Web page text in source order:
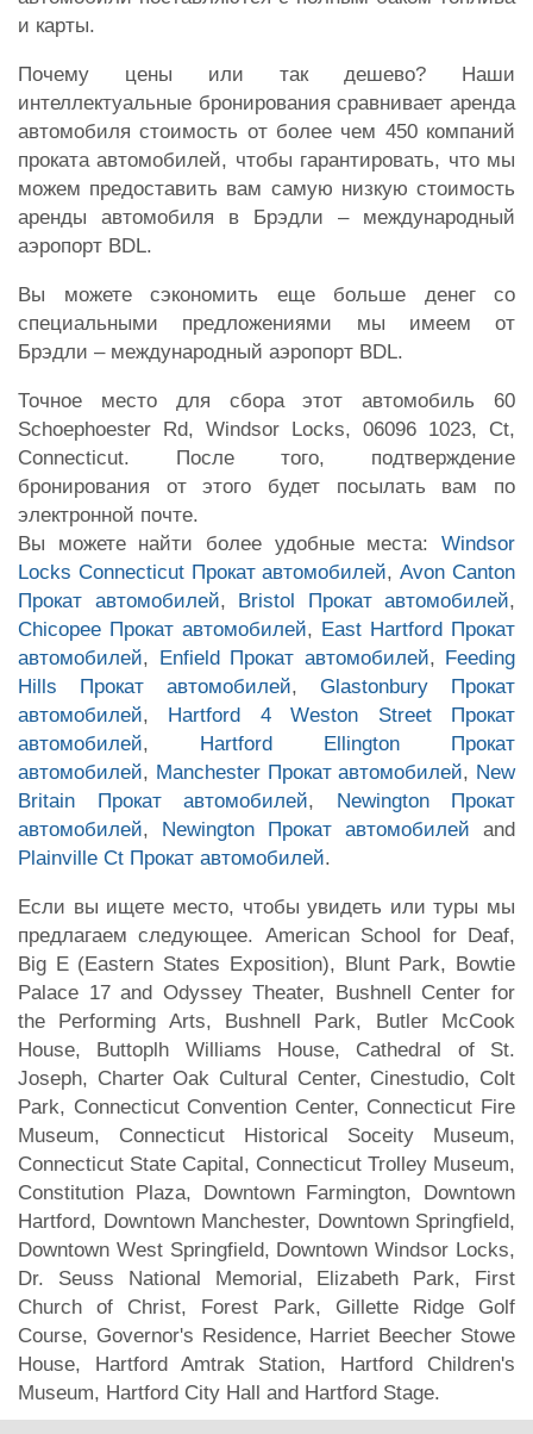
и карты.
Почему цены или так дешево? Наши
интеллектуальные бронирования сравнивает аренда
автомобиля стоимость от более чем 450 компаний
проката автомобилей, чтобы гарантировать, что мы
можем предоставить вам самую низкую стоимость
аренды автомобиля в Брэдли – международный
аэропорт BDL.
Вы можете сэкономить еще больше денег со
специальными предложениями мы имеем от
Брэдли – международный аэропорт BDL.
Точное место для сбора этот автомобиль 60
Schoephoester Rd, Windsor Locks, 06096 1023, Ct,
Connecticut. После того, подтверждение
бронирования от этого будет посылать вам по
электронной почте.
Вы можете найти более удобные места: Windsor
Locks Connecticut Прокат автомобилей,Avon Canton
Прокат автомобилей, Bristol Прокат автомобилей,
Chicopee Прокат автомобилей, East Hartford Прокат
автомобилей, Enfield Прокат автомобилей, Feeding
Hills Прокат автомобилей, Glastonbury Прокат
автомобилей, Hartford 4 Weston Street Прокат
автомобилей, Hartford Ellington Прокат
автомобилей, Manchester Прокат автомобилей, New
Britain Прокат автомобилей, Newington Прокат
автомобилей, Newington Прокат автомобилей and
Plainville Ct Прокат автомобилей.
Если вы ищете место, чтобы увидеть или туры мы
предлагаем следующее. American School for Deaf,
Big E (Eastern States Exposition), Blunt Park, Bowtie
Palace 17 and Odyssey Theater, Bushnell Center for
the Performing Arts, Bushnell Park, Butler McCook
House, Buttoplh Williams House, Cathedral of St.
Joseph, Charter Oak Cultural Center, Cinestudio, Colt
Park, Connecticut Convention Center, Connecticut Fire
Museum, Connecticut Historical Soceity Museum,
Connecticut State Capital, Connecticut Trolley Museum,
Constitution Plaza, Downtown Farmington, Downtown
Hartford, Downtown Manchester, Downtown Springfield,
Downtown West Springfield, Downtown Windsor Locks,
Dr. Seuss National Memorial, Elizabeth Park, First
Church of Christ, Forest Park, Gillette Ridge Golf
Course, Governor's Residence, Harriet Beecher Stowe
House, Hartford Amtrak Station, Hartford Children's
Museum, Hartford City Hall and Hartford Stage.